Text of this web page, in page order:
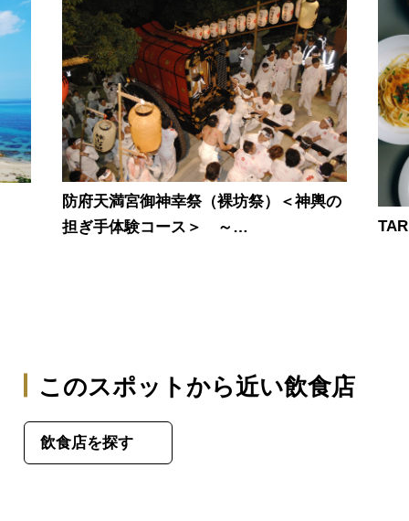
防府天満宮御神幸祭（裸坊祭）＜神輿の
担ぎ手体験コース＞ ～…
このスポットから近い飲食店
飲食店を探す